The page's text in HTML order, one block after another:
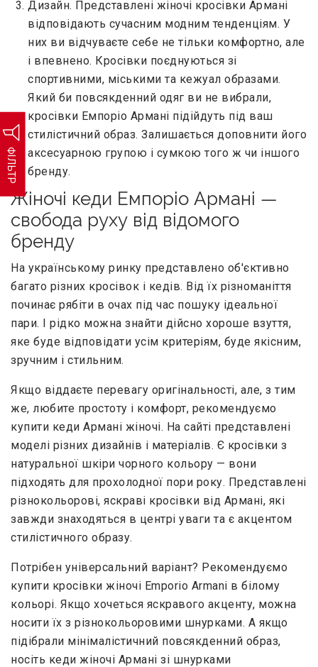
ФІЛЬТР
Дизайн. Представлені жіночі кросівки Армані
відповідають сучасним модним тенденціям. У
них ви відчуваєте себе не тільки комфортно, але
і впевнено. Кросівки поєднуються зі
спортивними, міськими та кежуал образами.
Який би повсякденний одяг ви не вибрали,
кросівки Емпоріо Армані підійдуть під ваш
стилістичний образ. Залишається доповнити його
аксесуарною групою і сумкою того ж чи іншого
бренду.
Жіночі кеди Емпоріо Армані —
свобода руху від відомого
бренду
На українському ринку представлено об'єктивно
багато різних кросівок і кедів. Від їх різноманіття
починає рябіти в очах під час пошуку ідеальної
пари. І рідко можна знайти дійсно хороше взуття,
яке буде відповідати усім критеріям, буде якісним,
зручним і стильним.
Якщо віддаєте перевагу оригінальності, але, з тим
же, любите простоту і комфорт, рекомендуємо
купити кеди Армані жіночі. На сайті представлені
моделі різних дизайнів і матеріалів. Є кросівки з
натуральної шкіри чорного кольору — вони
підходять для прохолодної пори року. Представлені
різнокольорові, яскраві кросівки від Армані, які
завжди знаходяться в центрі уваги та є акцентом
стилістичного образу.
Потрібен універсальний варіант? Рекомендуємо
купити кросівки жіночі Emporio Armani в білому
кольорі. Якщо хочеться яскравого акценту, можна
носити їх з різнокольоровими шнурками. А якщо
підібрали мінімалістичний повсякденний образ,
носіть кеди жіночі Армані зі шнурками